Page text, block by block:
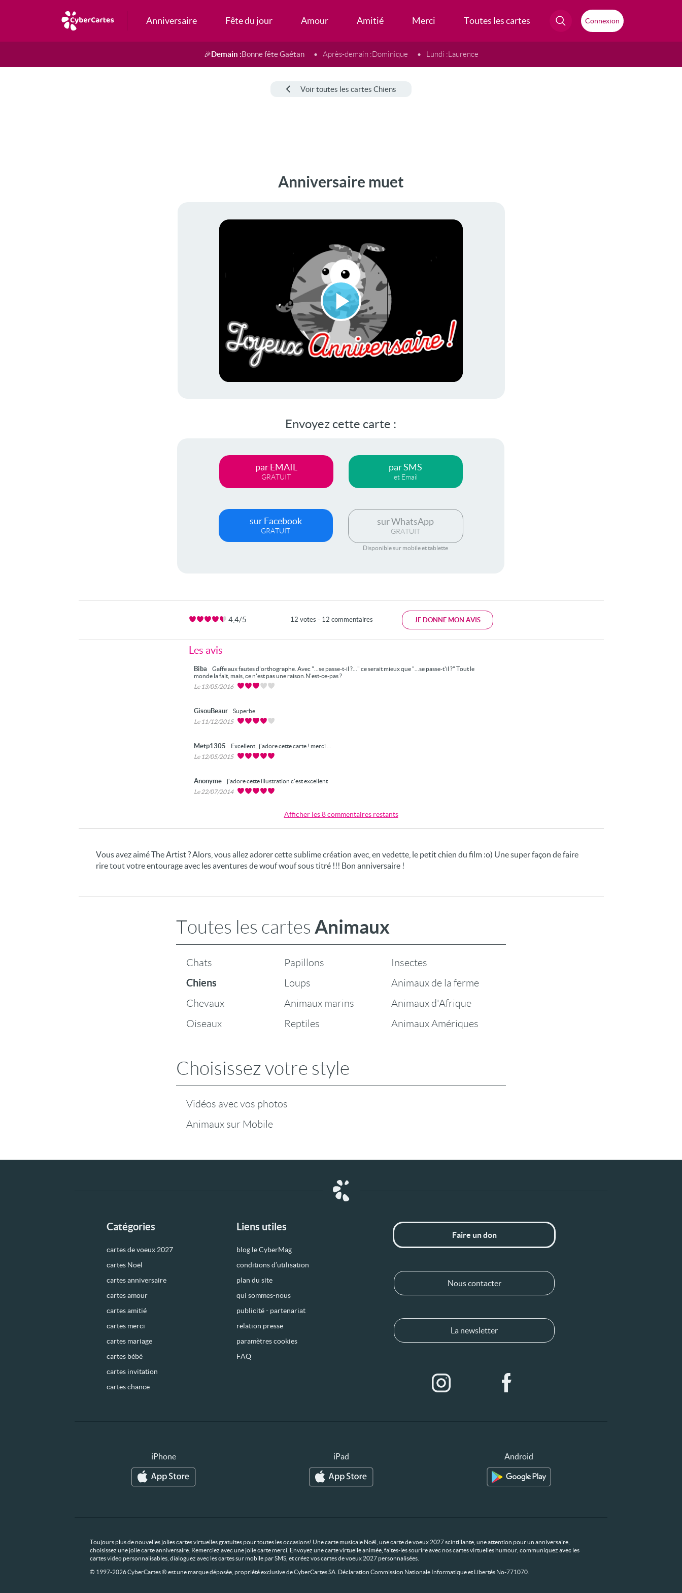
Anniversaire Fête du jour Amour Amitié Merci Toutes les cartes Connexion
🎉Demain :Bonne fête Gaétan Après-demain :Dominique Lundi :Laurence
Voir toutes les cartes Chiens
Anniversaire muet
Lire
la
Envoyez cette carte :
par EMAIL
GRATUIT
par SMS
et Email
sur Facebook
GRATUIT
sur WhatsApp
GRATUIT
Disponible sur mobile et tablette
4,4/5 12 votes - 12 commentaires JE DONNE MON AVIS
Les avis
Biba
Gaffe aux fautes d'orthographe. Avec "...se passe-t-il ?..." ce serait mieux que "...se passe-t'il ?" Tout le
monde la fait, mais, ce n'est pas une raison.N'est-ce-pas ?
Le 13/05/2016
GisouBeaur
Superbe
Le 11/12/2015
Metp1305
Excellent , j'adore cette carte ! merci ...
Le 12/05/2015
Anonyme
j'adore cette illustration c'est excellent
Le 22/07/2014
Afficher les 8 commentaires restants
Vous avez aimé The Artist ? Alors, vous allez adorer cette sublime création avec, en vedette, le petit chien du film :o) Une super façon de faire
rire tout votre entourage avec les aventures de wouf wouf sous titré !!! Bon anniversaire !
Toutes les cartes Animaux
Chats
Chiens
Chevaux
Oiseaux
Papillons
Loups
Animaux marins
Reptiles
Insectes
Animaux de la ferme
Animaux d'Afrique
Animaux Amériques
Choisissez votre style
Vidéos avec vos photos
Animaux sur Mobile
Catégories
cartes de voeux 2027
cartes Noël
cartes anniversaire
cartes amour
cartes amitié
cartes merci
cartes mariage
cartes bébé
cartes invitation
cartes chance
Liens utiles
blog le CyberMag
conditions d’utilisation
plan du site
qui sommes-nous
publicité - partenariat
relation presse
paramètres cookies
FAQ
Faire un don
Nous contacter
La newsletter
iPhone iPad Android
Toujours plus de nouvelles jolies cartes virtuelles gratuites pour toutes les occasions! Une carte musicale Noël, une carte de voeux 2027 scintillante, une attention pour un anniversaire,
choisissez une jolie carte anniversaire. Remerciez avec une jolie carte merci. Envoyez une carte virtuelle animée, faites-les sourire avec nos cartes virtuelles humour, communiquez avec les
cartes video personnalisables, dialoguez avec les cartes sur mobile par SMS, et créez vos cartes de voeux 2027 personnalisées.
© 1997-2026 CyberCartes ® est une marque déposée, propriété exclusive de CyberCartes SA. Déclaration Commission Nationale Informatique et Libertés No-771070.